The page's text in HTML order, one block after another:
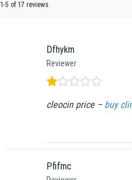
1-5 of 17 reviews
Dfhykm
Reviewer
xếp
sao
cleocin price – buy
Pfifmc